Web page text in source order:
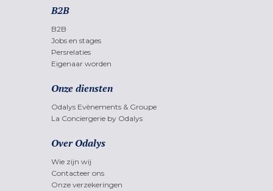
B2B
B2B
Jobs en stages
Persrelaties
Eigenaar worden
Onze diensten
Odalys Evènements & Groupe
La Conciergerie by Odalys
Over Odalys
Wie zijn wij
Contacteer ons
Onze verzekeringen